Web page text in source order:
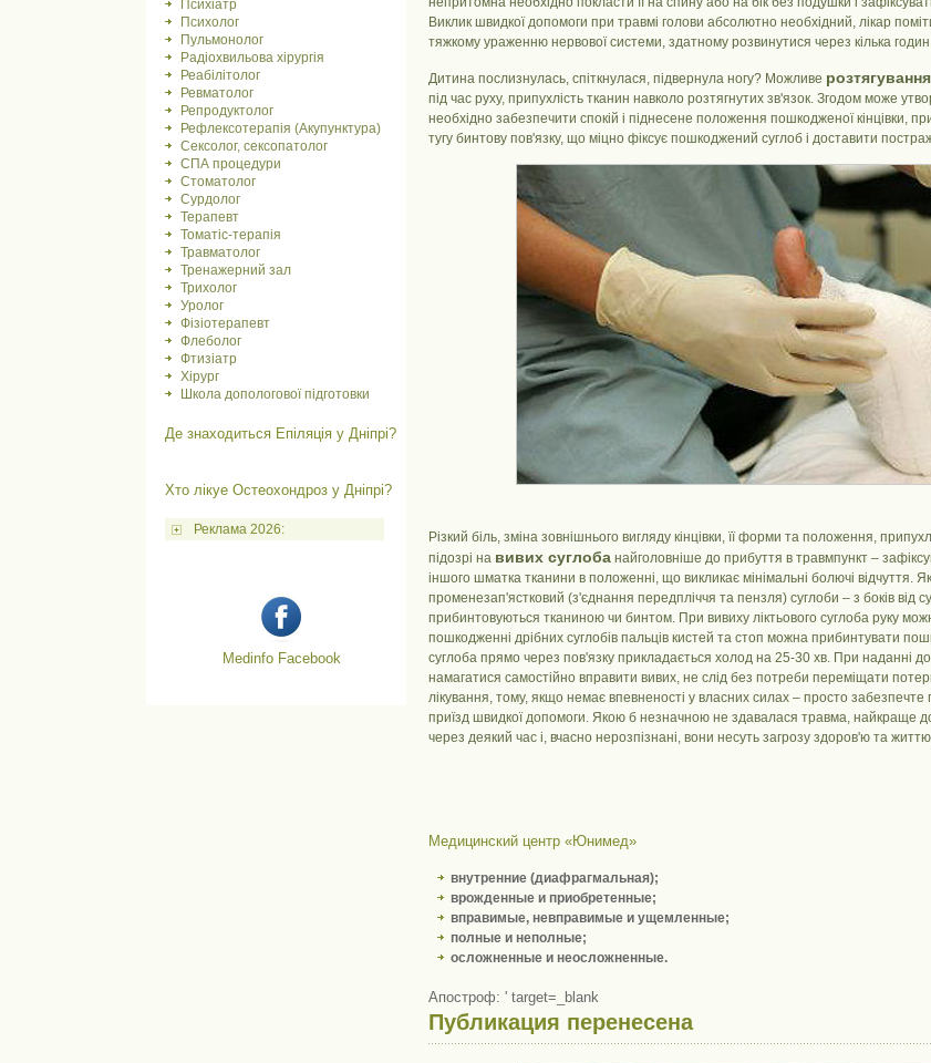
Психіатр
Психолог
Пульмонолог
Радіохвильова хірургія
Реабілітолог
Ревматолог
Репродуктолог
Рефлексотерапія (Акупунктура)
Сексолог, сексопатолог
СПА процедури
Стоматолог
Сурдолог
Терапевт
Томатіс-терапія
Травматолог
Тренажерний зал
Трихолог
Уролог
Фізіотерапевт
Флеболог
Фтизіатр
Хірург
Школа допологової підготовки
Де знаходиться Епіляція у Дніпрі?
Хто лікуе Остеохондроз у Дніпрі?
Реклама 2026:
Medinfo Facebook
Виклик швидкої допомоги при травмі голови абсолютно необхідний, лікар
тяжкому ураженню нервової системи, здатному розвинутися через кілька годин,
Дитина послизнулась, спіткнулася, підвернула ногу? Можливе
під час руху, припухлість тканин навколо розтягнутих зв'язок. Згодом може
необхідно забезпечити спокій і піднесене положення пошкодженої кінцівки,
тугу бинтову пов'язку, що міцно фіксує пошкоджений суглоб і доставити
Різкий біль, зміна зовнішнього вигляду кінцівки, її форми та положення,
підозрі на вивих суглоба найголовніше до прибуття в травмпункт –
іншого шматка тканини в положенні, що викликає мінімальні болючі відчуття.
променезап'ястковий (з'єднання передпліччя та пензля) суглоби – з боків від
прибинтовуються тканиною чи бинтом. При вивиху ліктьового суглоба руку
пошкодженні дрібних суглобів пальців кистей та стоп можна прибинтувати
суглоба прямо через пов'язку прикладається холод на 25-30 хв. При наданні
намагатися самостійно вправити вивих, не слід без потреби переміщати
лікування, тому, якщо немає впевненості у власних силах – просто забезпечте
приїзд швидкої допомоги. Якою б незначною не здавалася травма, найкраще
через деякий час і, вчасно нерозпізнані, вони несуть загрозу здоров'ю та
Медицинский центр «Юнимед»
внутренние (диафрагмальная);
врожденные и приобретенные;
вправимые, невправимые и ущемленные;
полные и неполные;
осложненные и неосложненные.
Апостроф: ' target=_blank
Публикация перенесена